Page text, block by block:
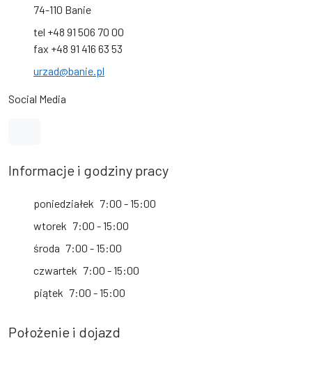
74-110 Banie
tel +48 91 506 70 00
fax +48 91 416 63 53
urzad@banie.pl
Social Media
Informacje i godziny pracy
poniedziałek 7:00 - 15:00
wtorek 7:00 - 15:00
środa 7:00 - 15:00
czwartek 7:00 - 15:00
piątek 7:00 - 15:00
Położenie i dojazd